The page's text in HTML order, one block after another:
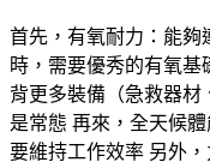
首先， 有氧耐力 ：能
時，需要優秀的有氧基
背更多裝備（急救器材
是常態 再來， 全天候體
要維持工作效率 另外，